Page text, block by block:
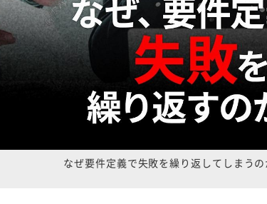
なぜ要件定義で失敗を繰り返してしまう